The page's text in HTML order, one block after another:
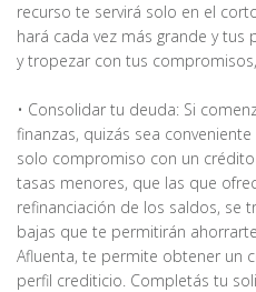
recurso te servirá solo en el
hará cada vez más grande y
y tropezar con tus
• Consolidar tu deuda: Si
finanzas, quizás sea
solo compromiso con un
tasas menores, que las que
refinanciación de los saldos, se
bajas que te permitirán
Afluenta, te permite obtener un
perfil crediticio. Completás tu